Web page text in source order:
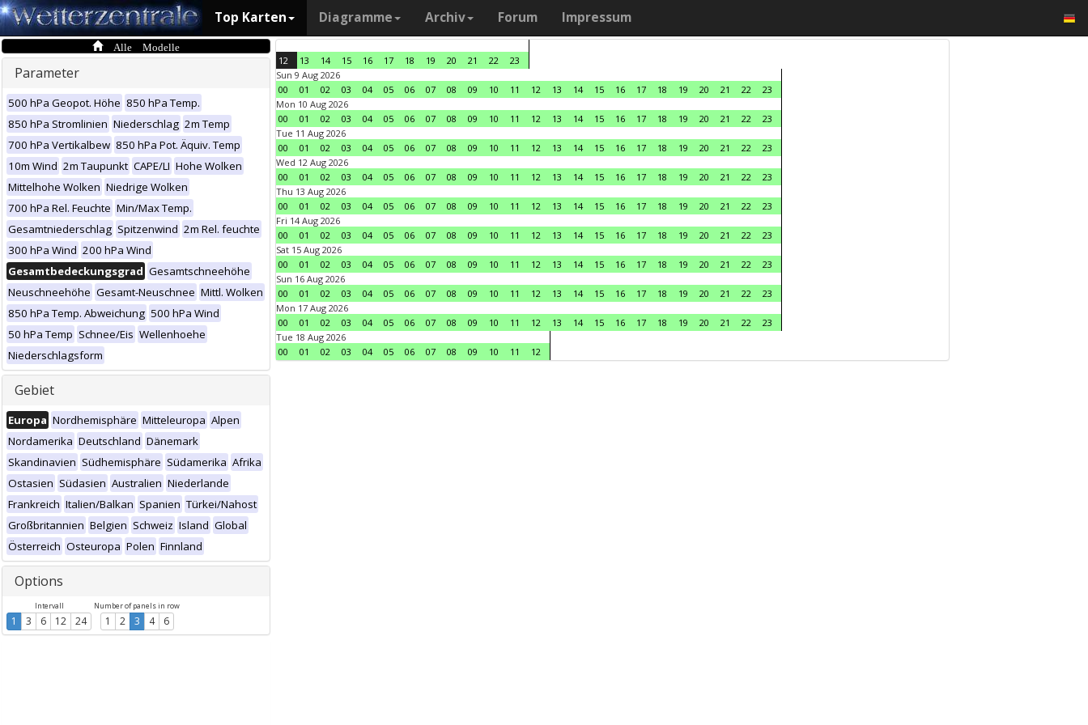
Top Karten Diagramme Archiv Forum Impressum
Alle Modelle
Parameter
500 hPa Geopot. Höhe 850 hPa Temp.
850 hPa Stromlinien Niederschlag 2m Temp
700 hPa Vertikalbew 850 hPa Pot. Äquiv. Temp
10m Wind 2m Taupunkt CAPE/LI Hohe Wolken
Mittelhohe Wolken Niedrige Wolken
700 hPa Rel. Feuchte Min/Max Temp.
Gesamtniederschlag Spitzenwind 2m Rel. feuchte
300 hPa Wind 200 hPa Wind
Gesamtbedeckungsgrad Gesamtschneehöhe
Neuschneehöhe Gesamt-Neuschnee Mittl. Wolken
850 hPa Temp. Abweichung 500 hPa Wind
50 hPa Temp Schnee/Eis Wellenhoehe
Niederschlagsform
Gebiet
Europa Nordhemisphäre Mitteleuropa Alpen
Nordamerika Deutschland Dänemark
Skandinavien Südhemisphäre Südamerika Afrika
Ostasien Südasien Australien Niederlande
Frankreich Italien/Balkan Spanien Türkei/Nahost
Großbritannien Belgien Schweiz Island Global
Österreich Osteuropa Polen Finnland
Options
Intervall
1 3 6 12 24
Number of panels in row
1 2 3 4 6
12 13 14 15 16 17 18 19 20 21 22
23
Sun 9 Aug 2026
00
01 02 03 04 05 06 07 08 09 10 11 12 13 14 15 16 17 18 19 20 21 22
23
Mon 10 Aug 2026
00
01 02 03 04 05 06 07 08 09 10 11 12 13 14 15 16 17 18 19 20 21 22
23
Tue 11 Aug 2026
00
01 02 03 04 05 06 07 08 09 10 11 12 13 14 15 16 17 18 19 20 21 22
23
Wed 12 Aug 2026
00
01 02 03 04 05 06 07 08 09 10 11 12 13 14 15 16 17 18 19 20 21 22
23
Thu 13 Aug 2026
00
01 02 03 04 05 06 07 08 09 10 11 12 13 14 15 16 17 18 19 20 21 22
23
Fri 14 Aug 2026
00
01 02 03 04 05 06 07 08 09 10 11 12 13 14 15 16 17 18 19 20 21 22
23
Sat 15 Aug 2026
00
01 02 03 04 05 06 07 08 09 10 11 12 13 14 15 16 17 18 19 20 21 22
23
Sun 16 Aug 2026
00
01 02 03 04 05 06 07 08 09 10 11 12 13 14 15 16 17 18 19 20 21 22
23
Mon 17 Aug 2026
00
01 02 03 04 05 06 07 08 09 10 11 12 13 14 15 16 17 18 19 20 21 22
23
Tue 18 Aug 2026
00
01 02 03 04 05 06 07 08 09 10 11 12